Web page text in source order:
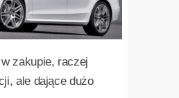
zakupie, raczej
ale dające dużo